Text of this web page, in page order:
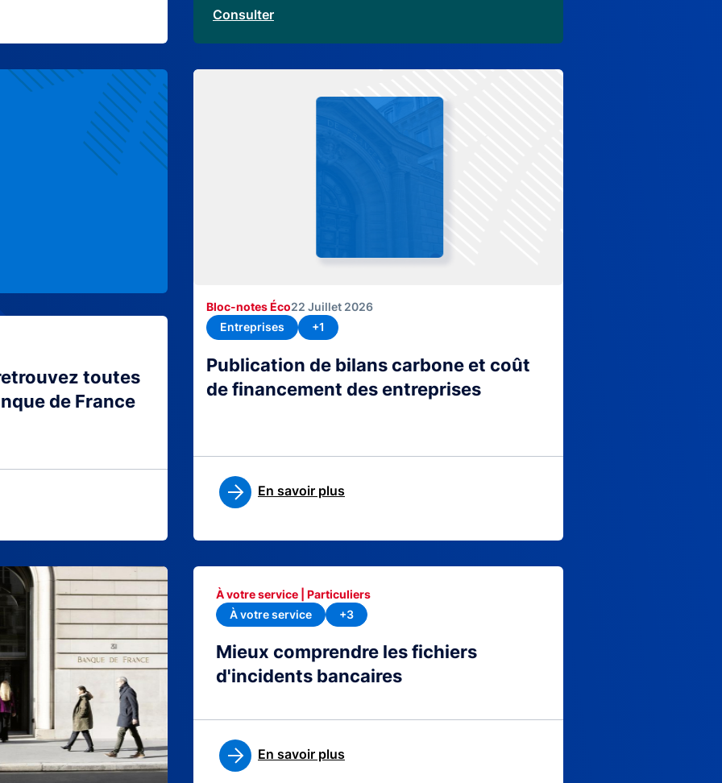
Consulter
Publication de bilans carbone et coût
de financement des entreprises
Bloc-notes Éco22 Juillet 2026
Entreprises
+1
En savoir plus
toutes
de France
Mieux comprendre les fichiers
d'incidents bancaires
À votre service | Particuliers
À votre service
+3
En savoir plus